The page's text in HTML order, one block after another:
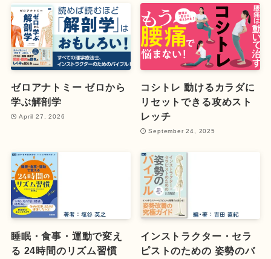
ゼロアナトミー ゼロから
学ぶ解剖学
April 27, 2026
コシトレ 動けるカラダに
リセットできる攻めスト
レッチ
September 24, 2025
睡眠・食事・運動で変え
る 24時間のリズム習慣
インストラクター・セラ
ピストのための 姿勢のバ